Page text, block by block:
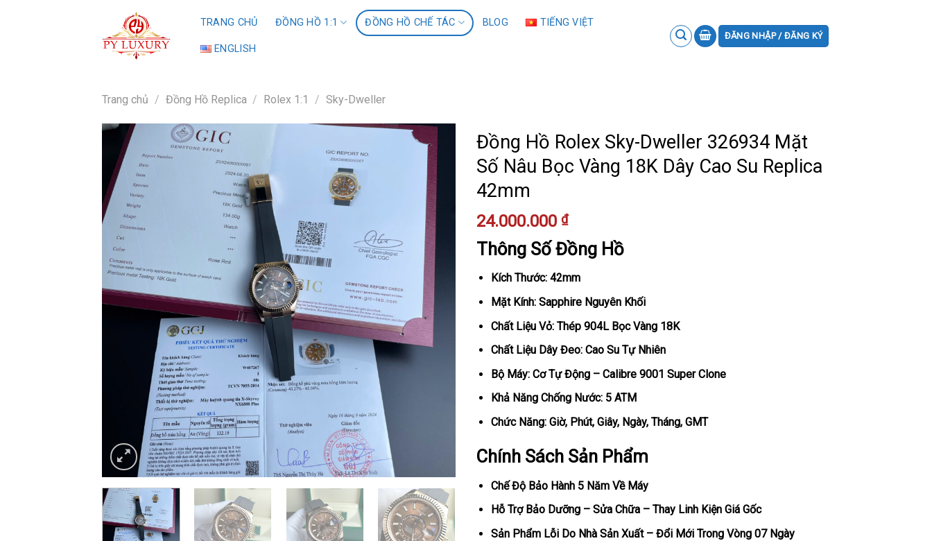
TRANG CHỦ ĐỒNG HỒ 1:1 ĐỒNG HỒ CHẾ TÁC BLOG TIẾNG VIỆT
ENGLISH
ĐĂNG NHẬP / ĐĂNG KÝ
Trang chủ / Đồng Hồ Replica / Rolex 1:1 / Sky-Dweller
Đồng Hồ Rolex Sky-Dweller 326934 Mặt
Số Nâu Bọc Vàng 18K Dây Cao Su Replica
42mm
24.000.000 ₫
Thông Số Đồng Hồ
Kích Thước: 42mm
Mặt Kính: Sapphire Nguyên Khối
Chất Liệu Vỏ: Thép 904L Bọc Vàng 18K
Chất Liệu Dây Đeo: Cao Su Tự Nhiên
Bộ Máy: Cơ Tự Động – Calibre 9001 Super Clone
Khả Năng Chống Nước: 5 ATM
Chức Năng: Giờ, Phút, Giây, Ngày, Tháng, GMT
Chính Sách Sản Phẩm
Chế Độ Bảo Hành 5 Năm Về Máy
Hỗ Trợ Bảo Dưỡng – Sửa Chữa – Thay Linh Kiện Giá Gốc
Sản Phẩm Lỗi Do Nhà Sản Xuất – Đổi Mới Trong Vòng 07 Ngày